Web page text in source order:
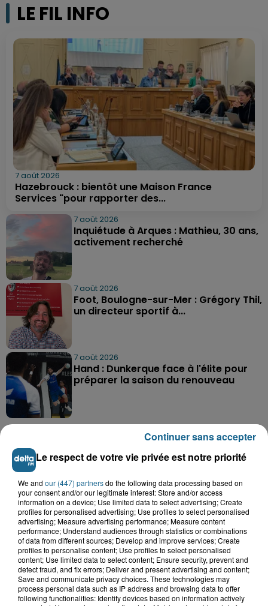
LE FIL INFO
7 août 2026
Hazebrouck : bientôt une Maison France
Services "pour rapporter des...
7 août 2026
Inquiétude à Arques : Mathieu, 30 ans,
activement recherché
7 août 2026
Foot, Boulogne-sur-Mer : Grégory Thil,
un directeur sportif à...
7 août 2026
Hand : Dunkerque face à l'élite pour
préparer la saison du renouveau
A GAGNER
Le respect de votre vie privée est notre priorité
We and our (447) partnersdo the following data processing based on
your consent and/or our legitimate interest: Store and/or access
information on a device; Use limited data to select advertising; Create
profiles for personalised advertising; Use profiles to select personalised
advertising; Measure advertising performance; Measure content
performance; Understand audiences through statistics or combinations
of data from different sources; Develop and improve services; Create
profiles to personalise content; Use profiles to select personalised
content; Use limited data to select content; Ensure security, prevent and
detect fraud, and fix errors; Deliver and present advertising and content;
Save and communicate privacy choices. These technologies may
process personal data such as IP address and browsing data to offer
following functionalities: Identify devices based on information actively
Continuer sans accepter